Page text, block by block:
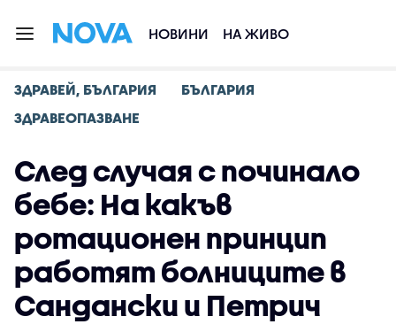
НОВИНИ НА ЖИВО
ЗДРАВЕЙ, БЪЛГАРИЯ
БЪЛГАРИЯ
ЗДРАВЕОПАЗВАНЕ
След случая с починало
бебе: На какъв
ротационен принцип
работят болниците в
Сандански и Петрич